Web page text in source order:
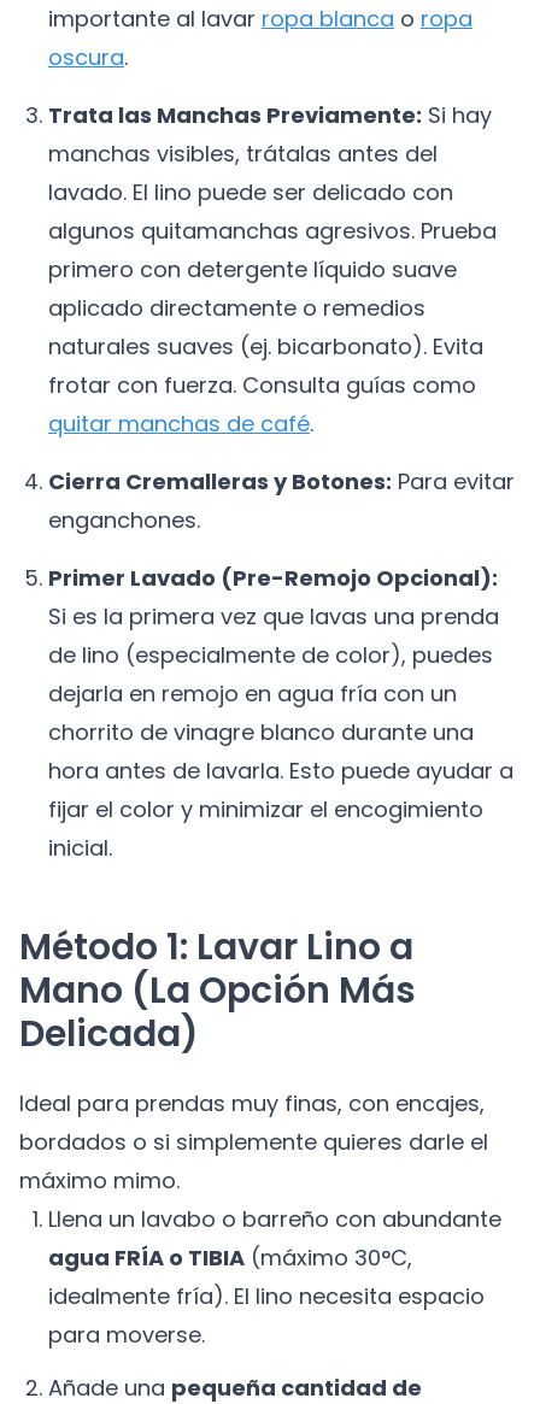
importante al lavar ropa blanca o ropa
oscura.
Trata las Manchas Previamente: Si hay
manchas visibles, trátalas antes del
lavado. El lino puede ser delicado con
algunos quitamanchas agresivos. Prueba
primero con detergente líquido suave
aplicado directamente o remedios
naturales suaves (ej. bicarbonato). Evita
frotar con fuerza. Consulta guías como
quitar manchas de café.
Cierra Cremalleras y Botones: Para evitar
enganchones.
Primer Lavado (Pre-Remojo Opcional):
Si es la primera vez que lavas una prenda
de lino (especialmente de color), puedes
dejarla en remojo en agua fría con un
chorrito de vinagre blanco durante una
hora antes de lavarla. Esto puede ayudar a
fijar el color y minimizar el encogimiento
inicial.
Método 1: Lavar Lino a
Mano (La Opción Más
Delicada)
Ideal para prendas muy finas, con encajes,
bordados o si simplemente quieres darle el
máximo mimo.
Llena un lavabo o barreño con abundante
agua FRÍA o TIBIA (máximo 30°C,
idealmente fría). El lino necesita espacio
para moverse.
Añade una pequeña cantidad de